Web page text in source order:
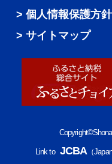
個人情報保護方針
サイトマップ
Link to JCBA（